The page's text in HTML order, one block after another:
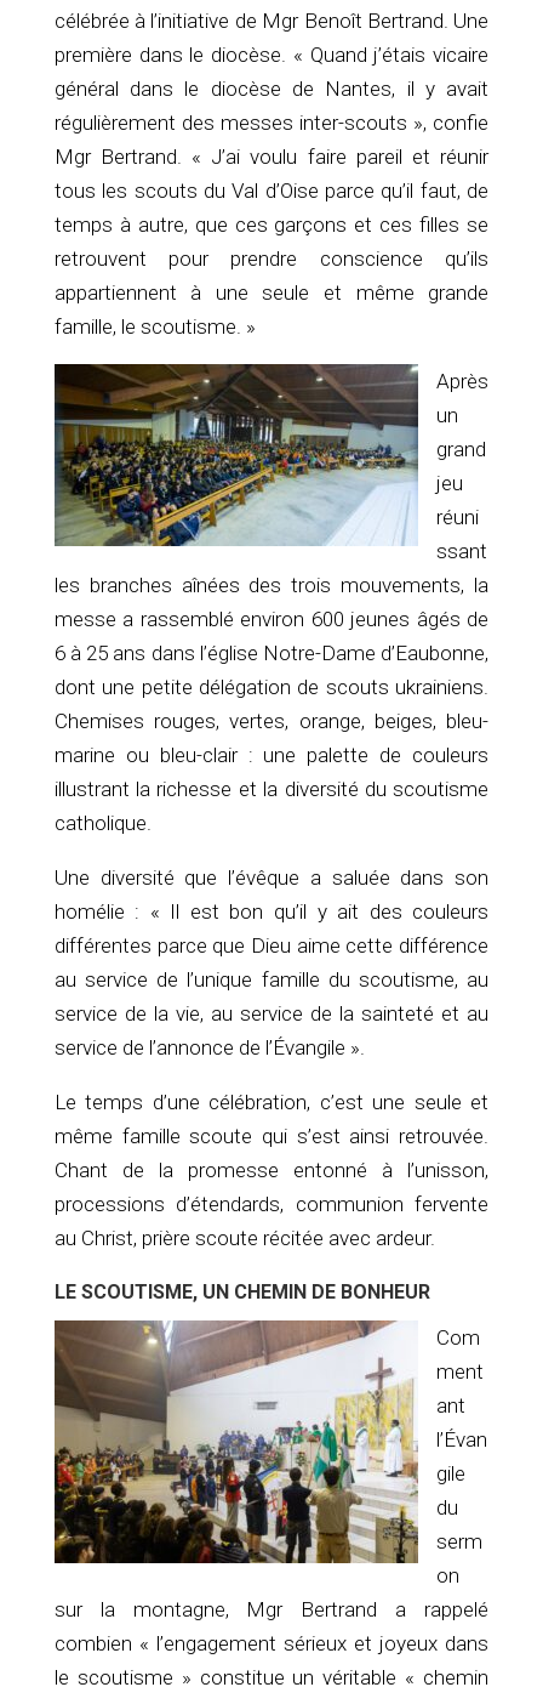
célébrée à l’initiative de Mgr Benoît Bertrand. Une
première dans le diocèse. « Quand j’étais vicaire
général dans le diocèse de Nantes, il y avait
régulièrement des messes inter-scouts », confie
Mgr Bertrand. « J’ai voulu faire pareil et réunir
tous les scouts du Val d’Oise parce qu’il faut, de
temps à autre, que ces garçons et ces filles se
retrouvent pour prendre conscience qu’ils
appartiennent à une seule et même grande
famille, le scoutisme. »
Après
un
grand
jeu
réuni
ssant
les branches aînées des trois mouvements, la
messe a rassemblé environ 600 jeunes âgés de
6 à 25 ans dans l’église Notre-Dame d’Eaubonne,
dont une petite délégation de scouts ukrainiens.
Chemises rouges, vertes, orange, beiges, bleu-
marine ou bleu-clair : une palette de couleurs
illustrant la richesse et la diversité du scoutisme
catholique.
Une diversité que l’évêque a saluée dans son
homélie : « Il est bon qu’il y ait des couleurs
différentes parce que Dieu aime cette différence
au service de l’unique famille du scoutisme, au
service de la vie, au service de la sainteté et au
service de l’annonce de l’Évangile ».
Le temps d’une célébration, c’est une seule et
même famille scoute qui s’est ainsi retrouvée.
Chant de la promesse entonné à l’unisson,
processions d’étendards, communion fervente
au Christ, prière scoute récitée avec ardeur.
LE SCOUTISME, UN CHEMIN DE BONHEUR
Com
ment
ant
l’Évan
gile
du
serm
on
sur la montagne, Mgr Bertrand a rappelé
combien « l’engagement sérieux et joyeux dans
le scoutisme » constitue un véritable « chemin